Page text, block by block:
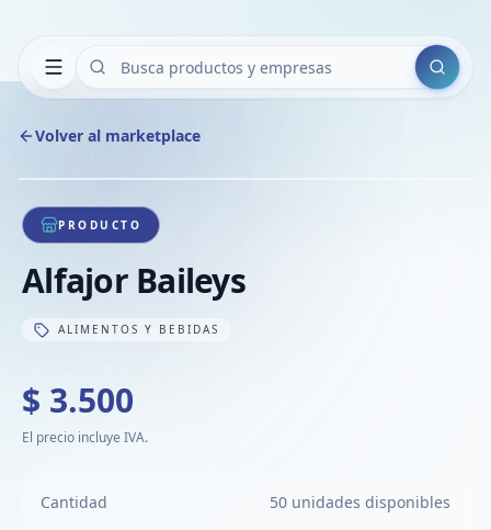
Buscar
Volver al marketplace
1/1
PRODUCTO
Alfajor Baileys
ALIMENTOS Y BEBIDAS
$ 3.500
El precio incluye IVA.
Cantidad 50 unidades disponibles